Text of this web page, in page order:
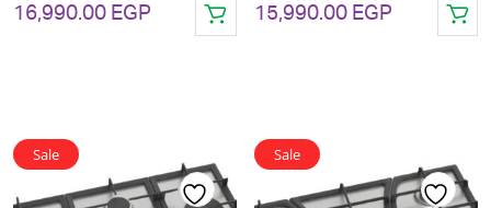
15,990.00 EGP
16,990.00 EGP
Sale
Sale